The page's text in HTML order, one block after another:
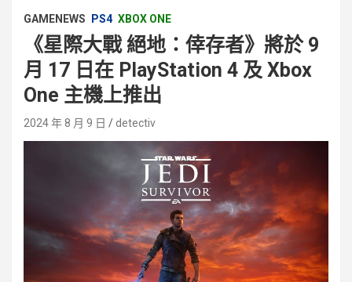
GAMENEWS PS4 XBOX ONE
《星際大戰 絕地：倖存者》將於 9
月 17 日在 PlayStation 4 及 Xbox
One 主機上推出
2024 年 8 月 9 日 detectiv